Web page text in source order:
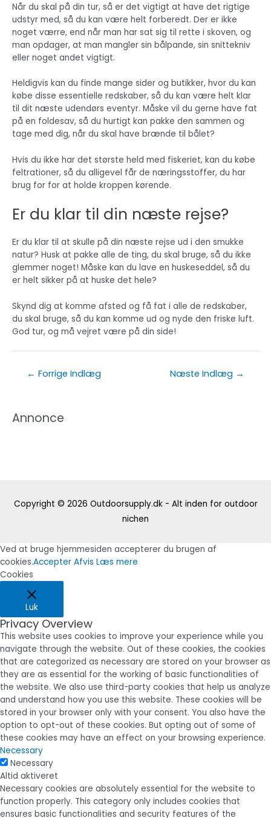
Når du skal på din tur, så er det vigtigt at have det rigtige
udstyr med, så du kan være helt forberedt. Der er ikke
noget værre, end når man har sat sig til rette i skoven, og
man opdager, at man mangler sin bålpande, sin snittekniv
eller noget andet vigtigt.
Heldigvis kan du finde mange sider og butikker, hvor du kan
købe disse essentielle redskaber, så du kan være helt klar
til dit næste udendørs eventyr. Måske vil du gerne have fat
på en foldesav, så du hurtigt kan pakke den sammen og
tage med dig, når du skal have brænde til bålet?
Hvis du ikke har det største held med fiskeriet, kan du købe
feltrationer, så du alligevel får de næringsstoffer, du har
brug for for at holde kroppen kørende.
Er du klar til din næste rejse?
Er du klar til at skulle på din næste rejse ud i den smukke
natur? Husk at pakke alle de ting, du skal bruge, så du ikke
glemmer noget! Måske kan du lave en huskeseddel, så du
er helt sikker på at huske det hele?
Skynd dig at komme afsted og få fat i alle de redskaber,
du skal bruge, så du kan komme ud og nyde den friske luft.
God tur, og må vejret være på din side!
Indlægsnavigation
← Forrige Indlæg Næste Indlæg →
Annonce
Copyright © 2026 Outdoorsupply.dk - Alt inden for outdoor
nichen
Ved at bruge hjemmesiden accepterer du brugen af
cookies.Accepter Afvis Læs mere
Cookies
Luk
Privacy Overview
This website uses cookies to improve your experience while you
navigate through the website. Out of these cookies, the cookies
that are categorized as necessary are stored on your browser as
they are as essential for the working of basic functionalities of
the website. We also use third-party cookies that help us analyze
and understand how you use this website. These cookies will be
stored in your browser only with your consent. You also have the
option to opt-out of these cookies. But opting out of some of
these cookies may have an effect on your browsing experience.
Necessary
Necessary
Altid aktiveret
Necessary cookies are absolutely essential for the website to
function properly. This category only includes cookies that
ensures basic functionalities and security features of the